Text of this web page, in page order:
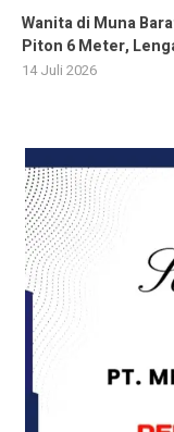
Wanita di Muna
Piton 6 Meter,
14 Juli 2026